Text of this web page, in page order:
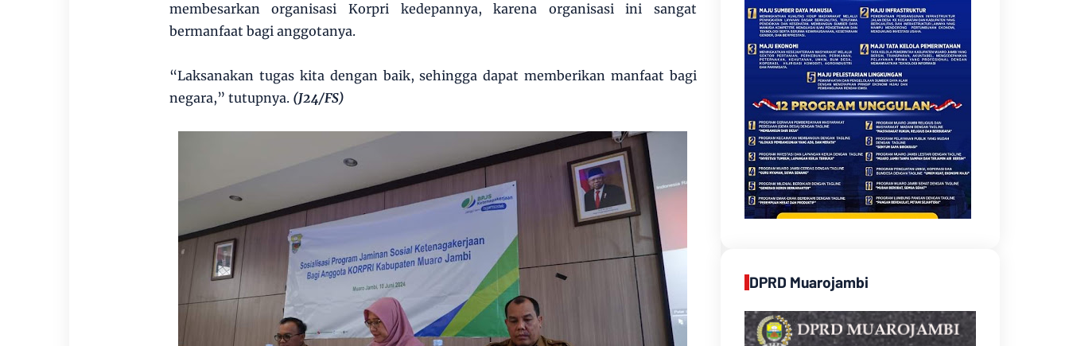
membesarkan organisasi Korpri kedepannya, karena organisasi ini sangat
bermanfaat bagi anggotanya.
“Laksanakan tugas kita dengan baik, sehingga dapat memberikan manfaat bagi
negara,” tutupnya. (J24/FS)
DPRD Muarojambi